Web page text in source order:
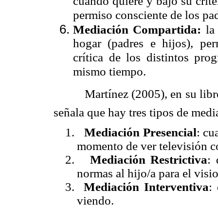
permiso consciente de los
Mediación Compartida: la
hogar (padres e hijos),
crítica de los distintos
mismo tiempo.
Martínez (2005), en su libro
señala que hay tres tipos de
1.
Mediación Presencial:
momento de ver televisión
2.
Mediación Restrictiva:
normas al hijo/a para el
3.
Mediación Interventiva:
viendo.